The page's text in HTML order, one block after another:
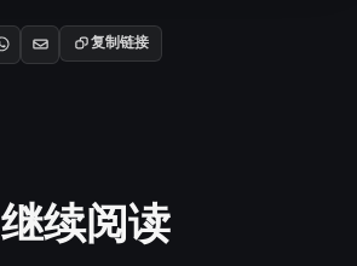
复制链接
继续阅读